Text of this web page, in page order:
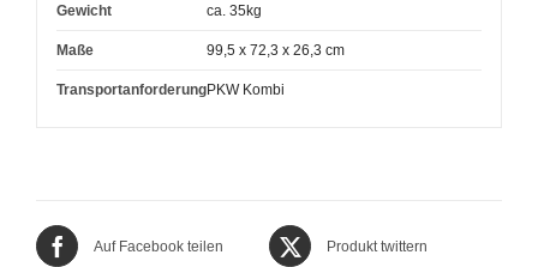
Gewicht ca. 35kg
Maße 99,5 x 72,3 x 26,3 cm
TransportanforderungPKW Kombi
Auf Facebook teilen Produkt twittern